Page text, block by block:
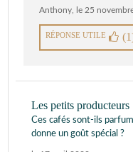
Anthony le 25
RÉPONSE UTILE
Les petits producteurs
Ces cafés sont-ils
donne un goût spécial ?